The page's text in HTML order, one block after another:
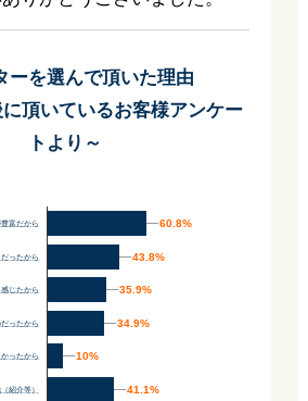
ーを選んで頂いた理由
頂いているお客様アンケー
トより～
富だから
ったから
じたから
ったから
ったから
紹介等）
60.8%
60.8%
43.8%
43.8%
35.9%
35.9%
34.9%
34.9%
10%
10%
41.1%
41.1%